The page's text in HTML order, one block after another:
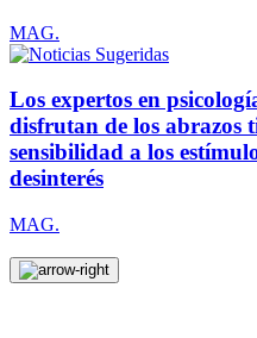
MAG.
Los expertos en
disfrutan de los abrazos
sensibilidad a los
desinterés
MAG.